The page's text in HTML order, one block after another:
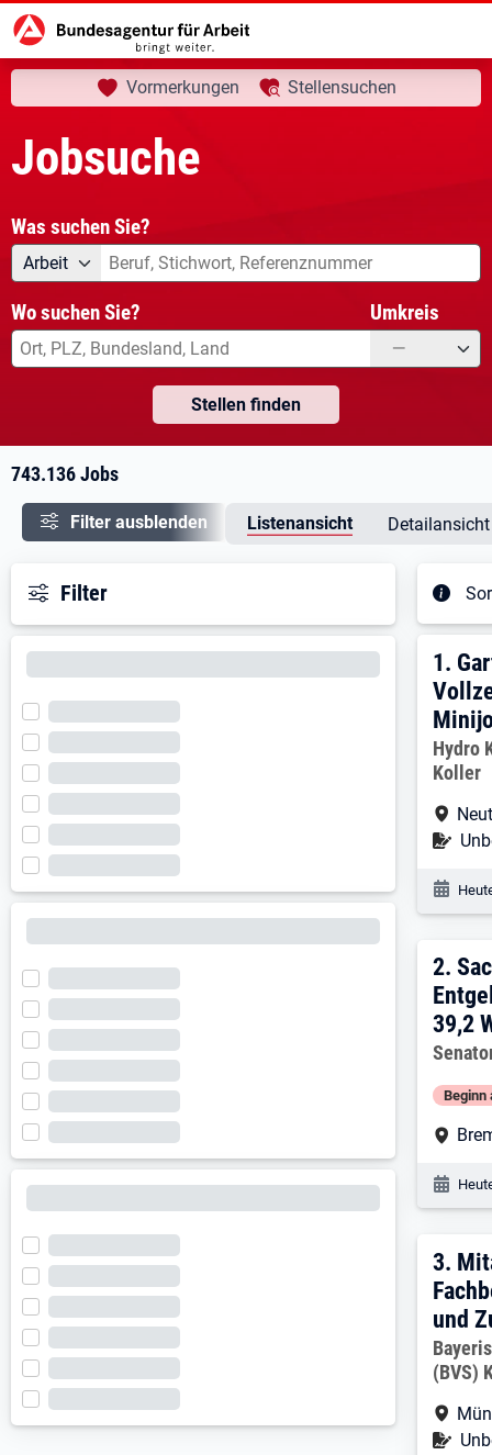
Startseite Jobsuche aktuelle Seite:
Ihre Suche
Vormerkungen Stellensuchen
Jobsuche
Was suchen Sie?
Angebotsart
Arbeit Was suchen Sie?
Wo suchen Sie? Umkreis
—
Stellen finden
743.136 Jobs
Filter ausblenden Listenansicht Detailansicht
Filter
1.
1.
Hydro
Koller
2.
2.
39,2
Beginn
3.
3.
und
(BVS)